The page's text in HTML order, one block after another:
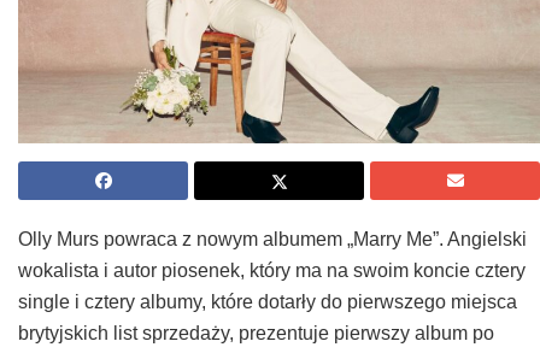
Olly Murs powraca z nowym albumem „Marry Me”. Angielski
wokalista i autor piosenek, który ma na swoim koncie cztery
single i cztery albumy, które dotarły do pierwszego miejsca
brytyjskich list sprzedaży, prezentuje pierwszy album po